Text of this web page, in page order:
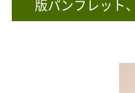
版パンフレット